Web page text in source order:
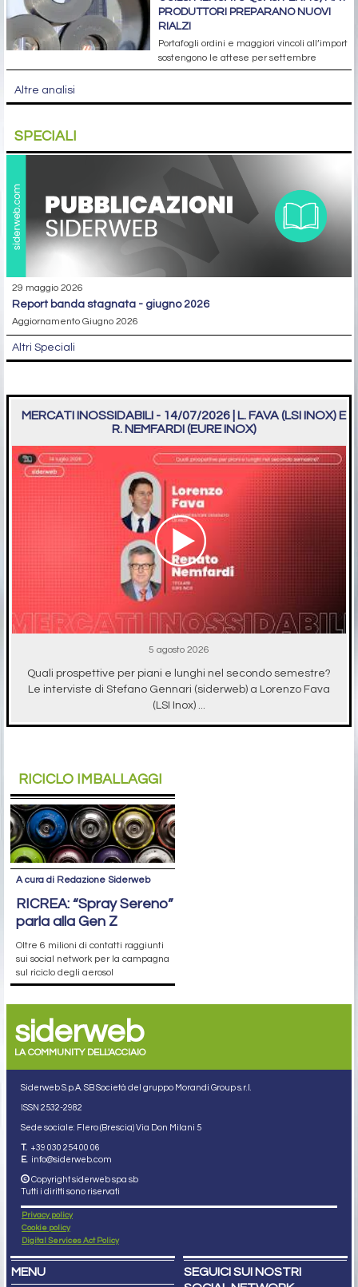
PRODUTTORI PREPARANO NUOVI
RIALZI
Portafogli ordini e maggiori vincoli all’import
sostengono le attese per settembre
Altre analisi
SPECIALI
29 maggio 2026
report banda stagnata - giugno 2026
Aggiornamento Giugno 2026
Altri Speciali
MERCATI INOSSIDABILI - 14/07/2026 | L. FAVA (LSI INOX) E
R. NEMFARDI (EURE INOX)
5 agosto 2026
Quali prospettive per piani e lunghi nel secondo semestre?
Le interviste di Stefano Gennari (siderweb) a Lorenzo Fava
(LSI Inox) ...
RICICLO IMBALLAGGI
A cura di Redazione Siderweb
RICREA: “Spray Sereno”
parla alla Gen Z
Oltre 6 milioni di contatti raggiunti
sui social network per la campagna
sul riciclo degli aerosol
siderweb
LA COMMUNITY DELL'ACCIAIO
Siderweb S.p.A. SB Società del gruppo Morandi Group s.r.l.
ISSN 2532-2982
Sede sociale: Flero (Brescia) Via Don Milani 5
T. +39 030 254 00 06
E. info@siderweb.com
Copyright siderweb spa sb
Tutti i diritti sono riservati
Privacy policy
Cookie policy
Digital Services Act Policy
MENU
SEGUICI SUI NOSTRI